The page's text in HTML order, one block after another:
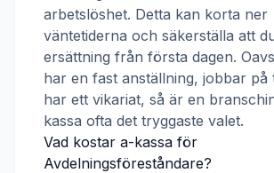
arbetslöshet. Detta kan korta ner
väntetiderna och säkerställa att
ersättning från första dagen.
har en fast anställning, jobbar på
har ett vikariat, så är en
kassa ofta det tryggaste valet.
Vad kostar a-kassa för
Avdelningsföreståndare?